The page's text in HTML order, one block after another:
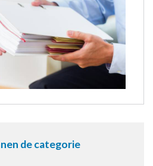
de categorie